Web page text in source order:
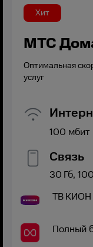
Хит
МТС
Оптимальная
услуг
100 мбит
Связь
30 Гб,
ТВКИОН
Полный